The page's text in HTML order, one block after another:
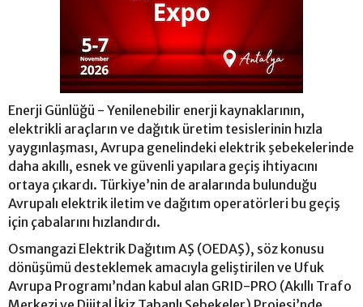
Enerji Günlüğü - Yenilenebilir enerji kaynaklarının,
elektrikli araçların ve dağıtık üretim tesislerinin hızla
yaygınlaşması, Avrupa genelindeki elektrik şebekelerinde
daha akıllı, esnek ve güvenli yapılara geçiş ihtiyacını
ortaya çıkardı. Türkiye’nin de aralarında bulunduğu
Avrupalı elektrik iletim ve dağıtım operatörleri bu geçiş
için çabalarını hızlandırdı.
Osmangazi Elektrik Dağıtım AŞ (OEDAŞ), söz konusu
dönüşümü desteklemek amacıyla geliştirilen ve Ufuk
Avrupa Programı’ndan kabul alan GRID-PRO (Akıllı Trafo